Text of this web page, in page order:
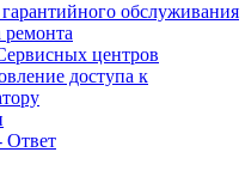
обслуживания
центров
доступа к
Ответ